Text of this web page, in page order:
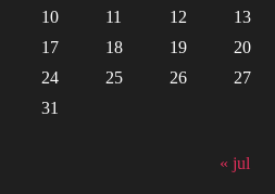
10
11 12 13
17
18 19 20
24
25 26 27
31
« jul